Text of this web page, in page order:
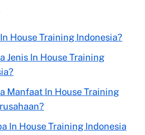
House Training Indonesia?
Jenis In House Training
Manfaat In House Training
In House Training Indonesia